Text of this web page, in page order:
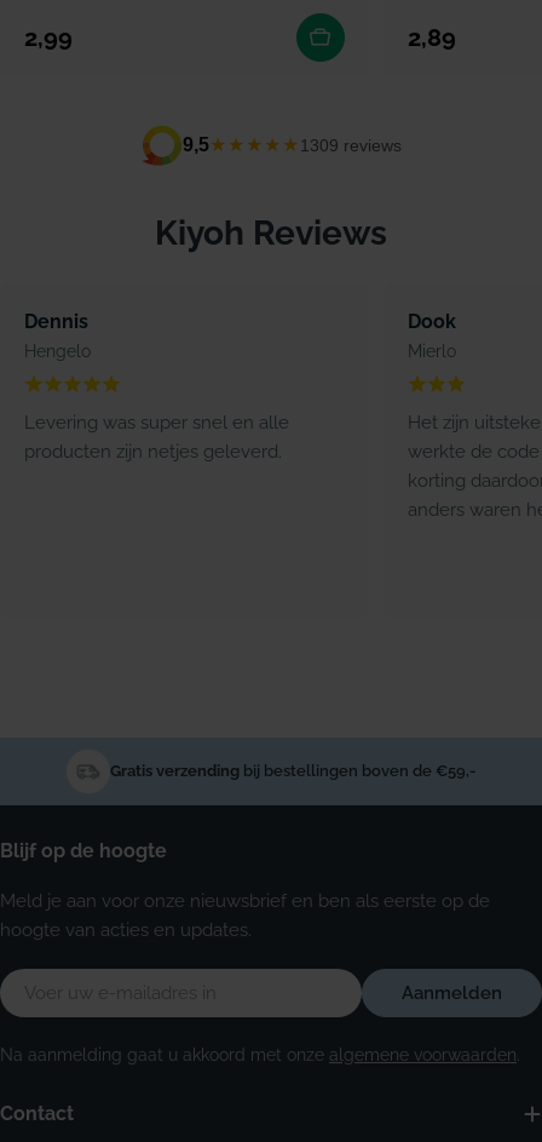
Normale prijs
2,99 Normale prijs
2,89
9,5★★★★★ 1309 reviews
Kiyoh Reviews
Dennis
Hengelo
Levering was super snel en alle
producten zijn netjes geleverd.
Dook
Mierlo
Het zijn
werkte de code
korting
anders waren
Gratis verzending bij bestellingen boven de €59,-
Contact
Blijf op de hoogte
Meld je aan voor onze nieuwsbrief en ben als eerste op de
hoogte van acties en updates.
E-
mail
Aanmelden
Na aanmelding gaat u akkoord met onze algemene voorwaarden